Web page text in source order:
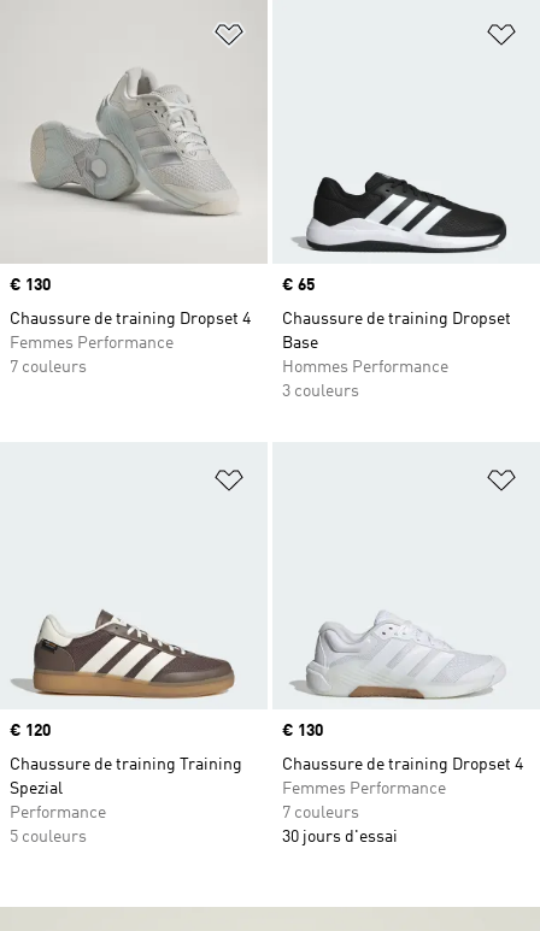
Ajouter à la Liste de produits
Prix
€ 130
Chaussure de training Dropset 4
Femmes Performance
7 couleurs
Prix
€ 65
Chaussure de training Dropset
Base
Hommes Performance
3 couleurs
Ajouter à la Liste de produits
Prix
€ 120
Chaussure de training Training
Spezial
Performance
5 couleurs
Prix
€ 130
Chaussure de training Dropset 4
Femmes Performance
7 couleurs
30 jours d'essai